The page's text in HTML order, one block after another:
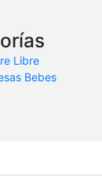
Libre
Bebes